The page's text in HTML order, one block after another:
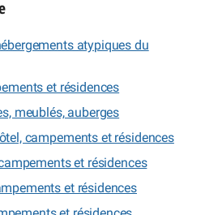
atypiques du
et résidences
meublés, auberges
campements et résidences
et résidences
et résidences